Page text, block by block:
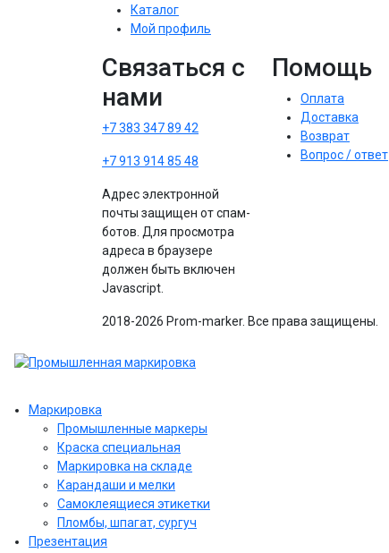
Каталог
Мой профиль
Связаться с
нами
+7 383 347 89 42
+7 913 914 85 48
Адрес электронной
почты защищен от спам-
ботов. Для просмотра
адреса в браузере
должен быть включен
Javascript.
Помощь
Оплата
Доставка
Возврат
Вопрос / ответ
2018-2026 Prom-marker. Все права защищены.
Маркировка
Промышленные маркеры
Краска специальная
Маркировка на складе
Карандаши и мелки
Самоклеящиеся этикетки
Пломбы, шпагат, сургуч
Презентация